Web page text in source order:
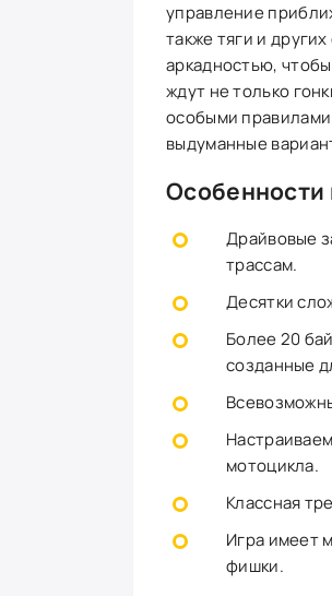
управление
также тяги и
аркадностью,
ждут не только
особыми
выдуманные
Особенности
Драйвовые
трассам.
Десятки
Более 20
созданные
мотоцикла.
Классная
Игра имеет
фишки.